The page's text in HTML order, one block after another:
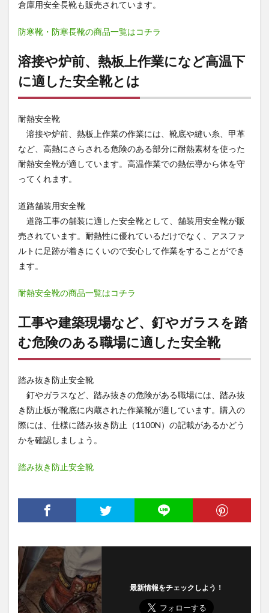
倉庫用安全長靴も販売されています。
防寒靴・防寒長靴の商品一覧はコチラ
溶接や炉前、熱板上作業になど高温下
に適した安全靴とは
耐熱安全靴
溶接や炉前、熱板上作業の作業には、靴底や縫い糸、甲革
など、高熱にさらされる危険のある部分に耐熱素材を使った
耐熱安全靴が適しています。高温作業での熱伝導から体を守
ってくれます。
道路舗装用安全靴
道路工事の舗装に適した安全靴として、舗装用安全靴が販
売されています。耐熱性に優れているだけでなく、アスファ
ルトに足跡が着きにくいので安心して作業をすることができ
ます。
耐熱安全靴の商品一覧はコチラ
工事や建築現場など、釘やガラスを踏
む危険のある職場に適した安全靴
踏み抜き防止安全靴
釘やガラスなど、踏み抜きの危険がある職場には、踏み抜
き防止板が靴底に内蔵された作業靴が適しています。購入の
際には、仕様に踏み抜き防止（1100N）の記載があるかどう
かを確認しましょう。
踏み抜き防止安全靴
最新情報をチェックしよう！